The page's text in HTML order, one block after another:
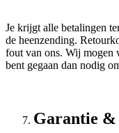
Je krijgt alle betalingen
de heenzending.
fout van ons. Wij mogen
bent gegaan dan nodig
Garantie